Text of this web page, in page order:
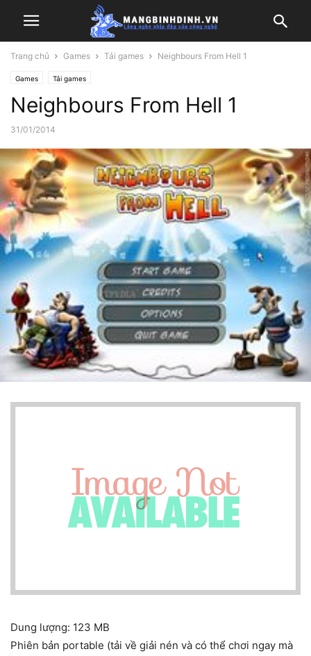
Trang chủ Games Tải games Neighbours From Hell 1
Games Tải games
Neighbours From Hell 1
31/01/2014
Dung lượng: 123 MB
Phiên bản portable (tải về giải nén và có thể chơi ngay mà